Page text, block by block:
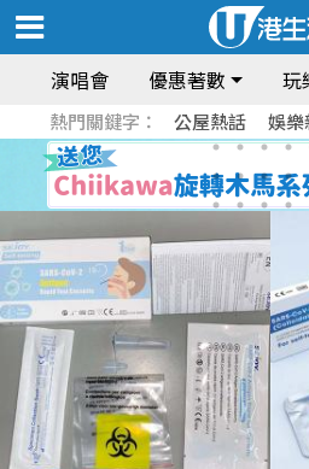
演唱會 優惠著數 玩
熱門關鍵字： 公屋熱話 娛樂